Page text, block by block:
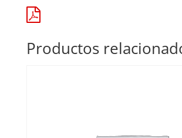
Productos